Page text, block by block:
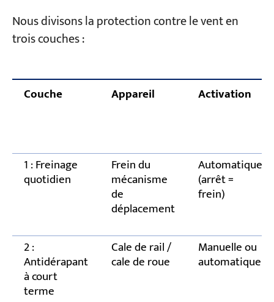
tendus
universelles
Votre projet, nous vous aidons à le configurer
Nous divisons la protection contre le vent en
trois couches :
Couche Appareil Activation
1 : Freinage
quotidien
Frein du
mécanisme
de
déplacement
Automatique
(arrêt =
frein)
2 :
Antidérapant
à court
terme
Cale de rail /
cale de roue
Manuelle ou
automatique